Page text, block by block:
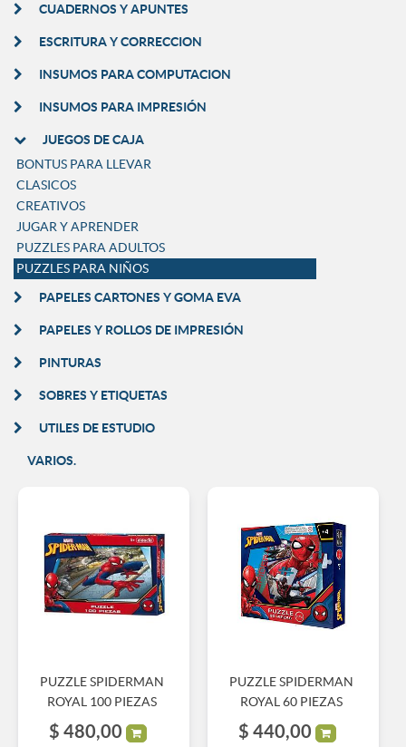
CUADERNOS Y APUNTES
ESCRITURA Y CORRECCION
INSUMOS PARA COMPUTACION
INSUMOS PARA IMPRESIÓN
JUEGOS DE CAJA
BONTUS PARA LLEVAR
CLASICOS
CREATIVOS
JUGAR Y APRENDER
PUZZLES PARA ADULTOS
PUZZLES PARA NIÑOS
PAPELES CARTONES Y GOMA EVA
PAPELES Y ROLLOS DE IMPRESIÓN
PINTURAS
SOBRES Y ETIQUETAS
UTILES DE ESTUDIO
VARIOS.
PUZZLE SPIDERMAN
ROYAL 100 PIEZAS
$ 480,00
PUZZLE SPIDERMAN
ROYAL 60 PIEZAS
$ 440,00